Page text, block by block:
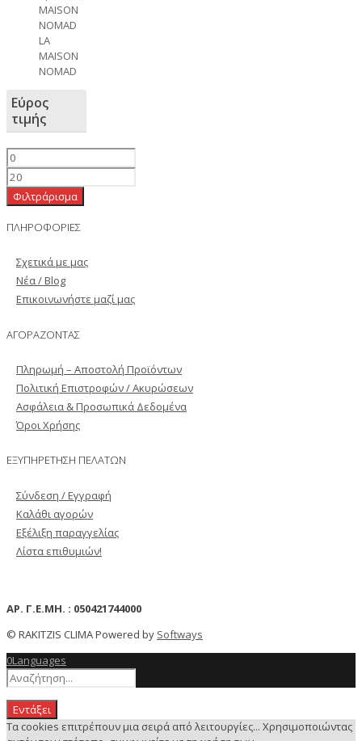
MAISON
NOMAD
LA
MAISON
NOMAD
Εύρος
τιμής
Φιλτράρισμα
ΠΛΗΡΟΦΟΡΙΕΣ
Σχετικά με μας
Νέα / Blog
Επικοινωνήστε μαζί μας
ΑΓΟΡΑΖΟΝΤΑΣ
Πληρωμή – Αποστολή Προϊόντων
Πολιτική Επιστροφών / Ακυρώσεων
Ασφάλεια & Προσωπικά Δεδομένα
Όροι Χρήσης
ΕΞΥΠΗΡΕΤΗΣΗ ΠΕΛΑΤΩΝ
Σύνδεση / Εγγραφή
Καλάθι αγορών
Εξέλιξη παραγγελίας
Λίστα επιθυμιών!
ΑΡ. Γ.Ε.ΜΗ. : 050421744000
© RAKITZIS CLIMA Powered by Softways
0Languages
Εντάξει
Τα cookies επιτρέπουν μια σειρά από λειτουργίες... Χρησιμοποιώντας